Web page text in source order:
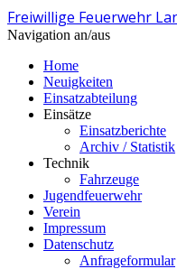
Freiwillige Feuerwehr
Navigation an/aus
Home
Neuigkeiten
Einsatzabteilung
Einsätze
Einsatzberichte
Archiv / Statistik
Technik
Fahrzeuge
Jugendfeuerwehr
Verein
Impressum
Datenschutz
Anfrageformular